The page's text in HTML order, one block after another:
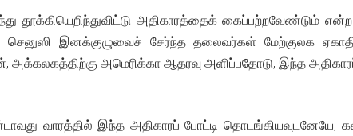
தூக்கியெறிந்துவிட்டு அதிகாரத்தைக்
செனுஸி இனக்குழுவைச் சேர்ந்த தலைவர்கள் மேற்குலக
அக்கலகத்திற்கு அமெரிக்கா ஆதரவு அளிப்பதோடு, இந்த
வாரத்தில் இந்த அதிகாரப் போட்டி